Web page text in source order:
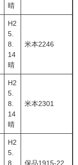
晴
H2
5.
8.
14
晴
米本2246
H2
5.
8.
14
晴
米本2301
H2
5.
8.
保品1915-22